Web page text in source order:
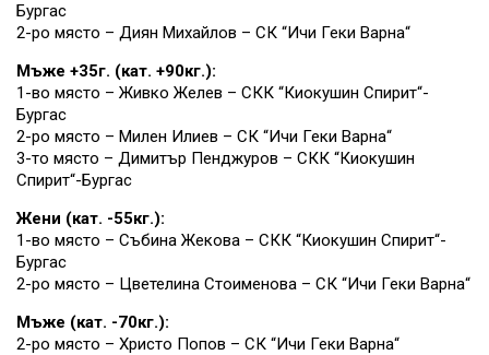
Бургас
2-ро място – Диян Михайлов – СК “Ичи Геки Варна“
Мъже +35г. (кат. +90кг.):
1-во място – Живко Желев – СКК “Киокушин Спирит“-
Бургас
2-ро място – Милен Илиев – СК “Ичи Геки Варна“
3-то място – Димитър Пенджуров – СКК “Киокушин
Спирит“-Бургас
Жени (кат. -55кг.):
1-во място – Събина Жекова – СКК “Киокушин Спирит“-
Бургас
2-ро място – Цветелина Стоименова – СК “Ичи Геки Варна“
Мъже (кат. -70кг.):
2-ро място – Христо Попов – СК “Ичи Геки Варна“